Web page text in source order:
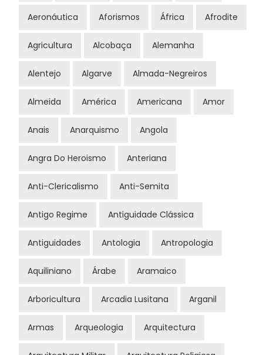
Aeronáutica Aforismos África Afrodite
Agricultura Alcobaça Alemanha
Alentejo Algarve Almada-Negreiros
Almeida América Americana Amor
Anais Anarquismo Angola
Angra Do Heroismo Anteriana
Anti-Clericalismo Anti-Semita
Antigo Regime Antiguidade Clássica
Antiguidades Antologia Antropologia
Aquiliniano Árabe Aramaico
Arboricultura Arcadia Lusitana Arganil
Armas Arqueologia Arquitectura